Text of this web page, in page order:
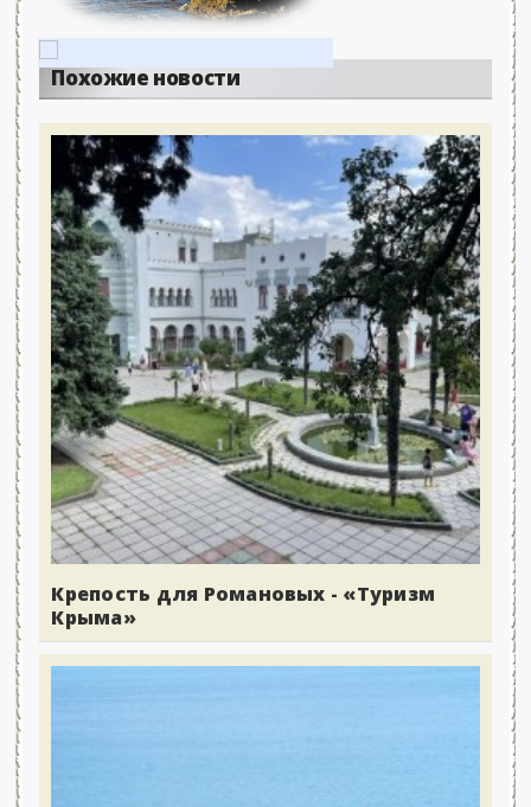
Похожие новости
Крепость для Романовых - «Туризм
Крыма»